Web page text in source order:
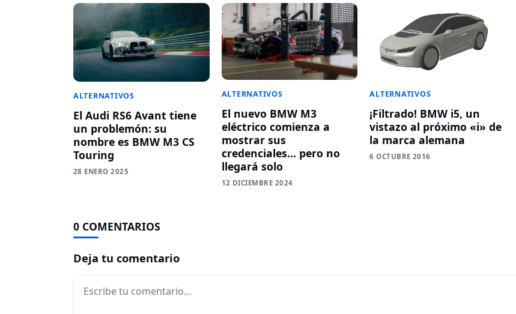
ALTERNATIVOS
El Audi RS6 Avant tiene
un problemón: su
nombre es BMW M3 CS
Touring
28 ENERO 2025
ALTERNATIVOS
El nuevo BMW M3
eléctrico comienza a
mostrar sus
credenciales… pero no
llegará solo
12 DICIEMBRE 2024
ALTERNATIVOS
¡Filtrado! BMW i5, un
vistazo al próximo «i» de
la marca alemana
6 OCTUBRE 2016
0 COMENTARIOS
Deja tu comentario
Comentario